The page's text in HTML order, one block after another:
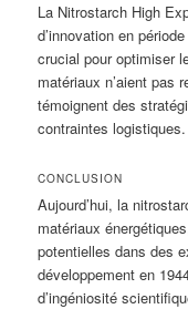
La Nitrostarch High
d’innovation en
crucial pour optimiser
matériaux n’aient pas
témoignent des
contraintes logistiques.
CONCLUSION
Aujourd’hui, la
matériaux
potentielles dans des
développement en
d’ingéniosité